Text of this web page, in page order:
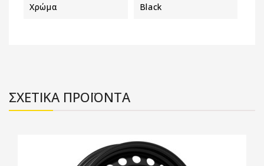
Χρώμα Black
ΣΧΕΤΙΚΑ ΠΡΟΪΟΝΤΑ